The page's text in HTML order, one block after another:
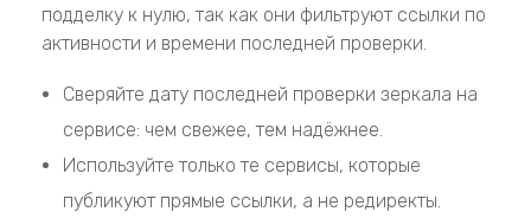
подделку к нулю, так как они фильтруют ссылки по
активности и времени последней проверки.
Сверяйте дату последней проверки зеркала на
сервисе: чем свежее, тем надёжнее.
Используйте только те сервисы, которые
публикуют прямые ссылки, а не редиректы.